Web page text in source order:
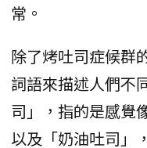
常。
除了烤吐司症候群
詞語來描述人們不
司」，指的是感覺
以及「奶油吐司」